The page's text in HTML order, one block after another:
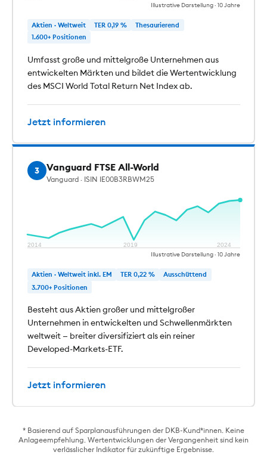
Illustrative Darstellung · 10 Jahre
Aktien · Weltweit TER 0,19 %
Thesaurierend
1.600+ Positionen
Umfasst große und mittelgroße Unternehmen aus
entwickelten Märkten und bildet die Wertentwicklung
des MSCI World Total Return Net Index ab.
Jetzt informieren
3 Vanguard FTSE All-World
Vanguard · ISIN IE00B3RBWM25
2014 2019 2024
Illustrative Darstellung · 10 Jahre
Aktien · Weltweit inkl. EM TER 0,22 %
Ausschüttend
3.700+ Positionen
Besteht aus Aktien großer und mittelgroßer
Unternehmen in entwickelten und Schwellenmärkten
weltweit — breiter diversifiziert als ein reiner
Developed-Markets-ETF.
Jetzt informieren
* Basierend auf Sparplanausführungen der DKB-Kund*innen. Keine
Anlageempfehlung. Wertentwicklungen der Vergangenheit sind kein
verlässlicher Indikator für zukünftige Ergebnisse.